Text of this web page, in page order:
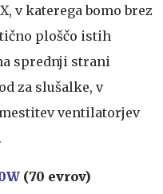
v katerega bomo brez
ploščo istih
sprednji strani
za slušalke, v
ventilatorjev
(70 evrov)